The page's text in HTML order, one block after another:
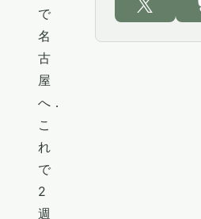
で
名
古
屋
へ．
こ
れ
で
2
週